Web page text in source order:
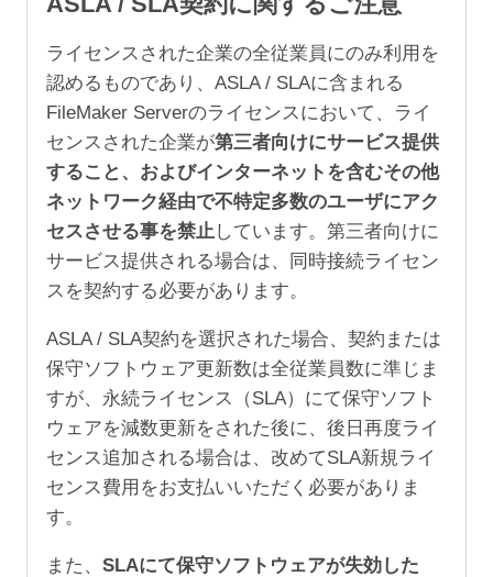
ライセンスされた企業の全従業員にのみ利用を
認めるものであり、ASLA / SLAに含まれる
FileMaker Serverのライセンスにおいて、ライ
センスされた企業が第三者向けにサービス提供
すること、およびインターネットを含むその他
ネットワーク経由で不特定多数のユーザにアク
セスさせる事を禁止 しています。第三者向けに
サービス提供される場合は、同時接続ライセン
スを契約する必要があります。
ASLA / SLA契約を選択された場合、契約または
保守ソフトウェア更新数は全従業員数に準じま
すが、永続ライセンス（SLA）にて保守ソフト
ウェアを減数更新をされた後に、後日再度ライ
センス追加される場合は、改めてSLA新規ライ
センス費用をお支払いいただく必要がありま
す。
また、 SLAにて保守ソフトウェアが失効した